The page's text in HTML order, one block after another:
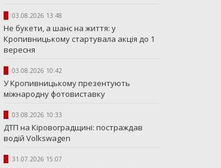
03.08.2026 13:48
Не букети, а шанс на життя: у
Кропивницькому стартувала акція до 1
вересня
03.08.2026 10:42
У Кропивницькому презентують
міжнародну фотовиставку
03.08.2026 10:33
ДТП на Кіровоградщині: постраждав
водій Volkswagen
31.07.2026 15:07